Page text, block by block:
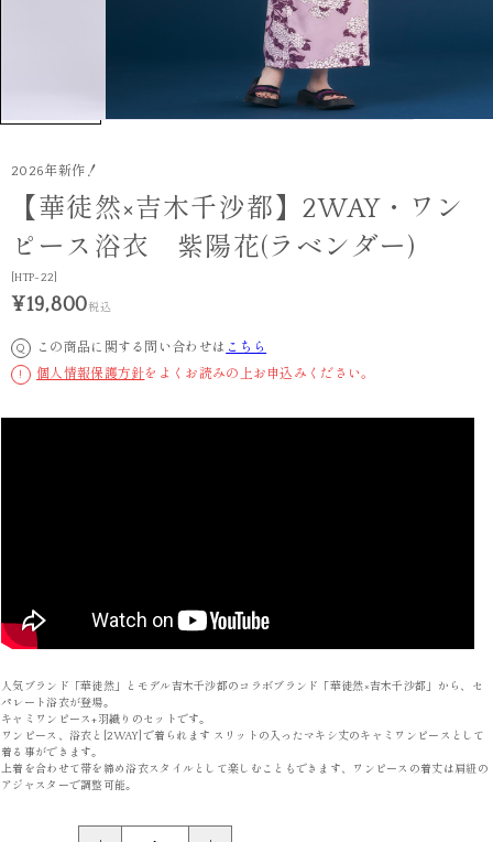
2026年新作！
【華徒然×吉木千沙都】2WAY・ワン
ピース浴衣 紫陽花(ラベンダー)
[HTP-22]
¥19,800税込
Q この商品に関する問い合わせは こちら
! 個人情報保護方針をよくお読みの上お申込みください。
人気ブランド「華徒然」とモデル吉木千沙都のコラボブランド「華徒然×吉木千沙都」から、セ
パレート浴衣が登場。
キャミワンピース+羽織りのセットです。
ワンピース、浴衣と[2WAY]で着られます スリットの入ったマキシ丈のキャミワンピースとして
着る事ができます。
上着を合わせて帯を締め浴衣スタイルとして楽しむこともできます、ワンピースの着丈は肩紐の
アジャスターで調整可能。